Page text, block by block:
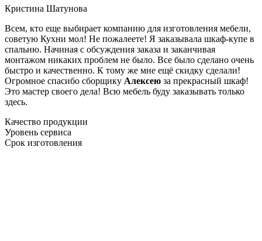
Кристина Шатунова
Всем, кто еще выбирает компанию для изготовления мебели,
советую Кухни мол! Не пожалеете! Я заказывала шкаф-купе в
спальню. Начиная с обсуждения заказа и заканчивая
монтажом никаких проблем не было. Все было сделано очень
быстро и качественно. К тому же мне ещё скидку сделали!
Огромное спасибо сборщику Алексею за прекрасный шкаф!
Это мастер своего дела! Всю мебель буду заказывать только
здесь.
Качество продукции
Уровень сервиса
Срок изготовления